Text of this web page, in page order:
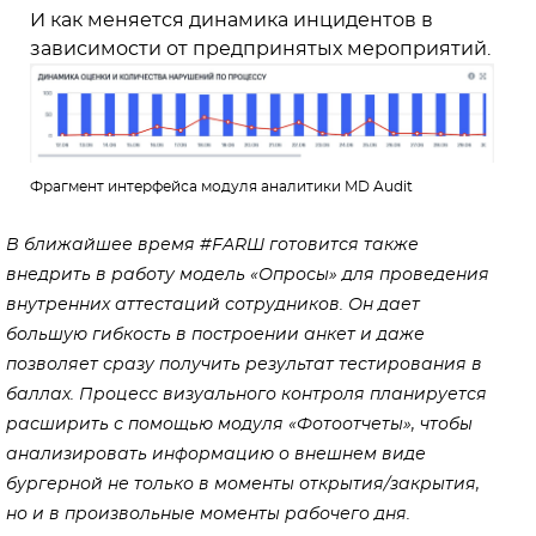
И как меняется динамика инцидентов в
зависимости от предпринятых мероприятий.
Фрагмент интерфейса модуля аналитики MD Audit
В ближайшее время #FARШ готовится также
внедрить в работу модель «Опросы» для проведения
внутренних аттестаций сотрудников. Он дает
большую гибкость в построении анкет и даже
позволяет сразу получить результат тестирования в
баллах. Процесс визуального контроля планируется
расширить с помощью модуля «Фотоотчеты», чтобы
анализировать информацию о внешнем виде
бургерной не только в моменты открытия/закрытия,
но и в произвольные моменты рабочего дня.